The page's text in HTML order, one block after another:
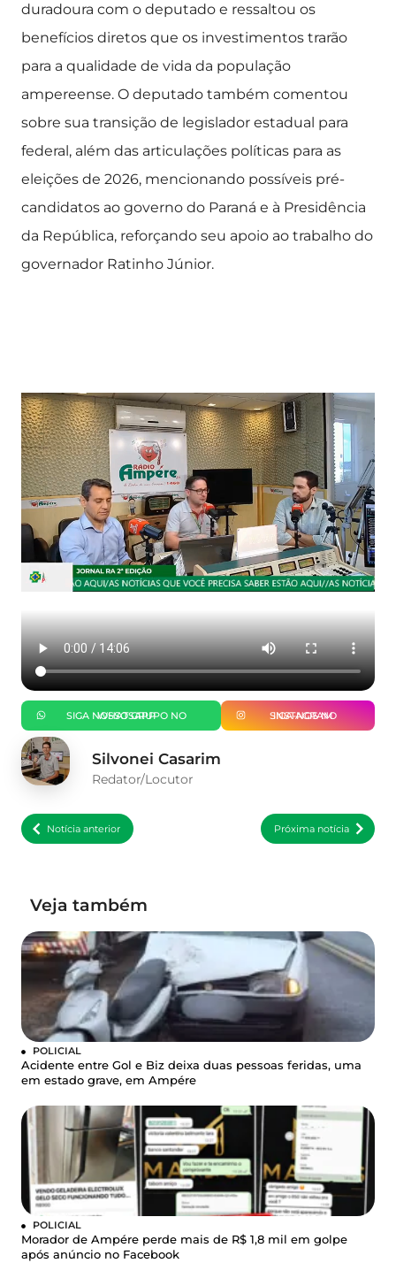
duradoura com o deputado e ressaltou os
benefícios diretos que os investimentos trarão
para a qualidade de vida da população
ampereense. O deputado também comentou
sobre sua transição de legislador estadual para
federal, além das articulações políticas para as
eleições de 2026, mencionando possíveis pré-
candidatos ao governo do Paraná e à Presidência
da República, reforçando seu apoio ao trabalho do
governador Ratinho Júnior.
SIGA NOSSO GRUPO NO WHATSAPP SIGA-NOS NO INSTAGRAM
Silvonei Casarim
Redator/Locutor
Notícia anterior Próxima notícia
Veja também
POLICIAL
Acidente entre Gol e Biz deixa duas pessoas feridas, uma
em estado grave, em Ampére
POLICIAL
Morador de Ampére perde mais de R$ 1,8 mil em golpe
após anúncio no Facebook